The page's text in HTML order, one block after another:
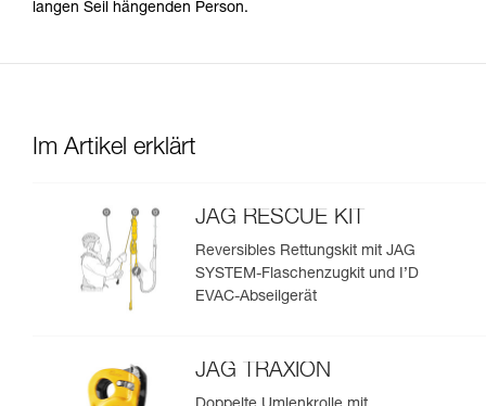
langen Seil hängenden Person.
Im Artikel erklärt
JAG RESCUE KIT
Reversibles Rettungskit mit JAG
SYSTEM-Flaschenzugkit und I’D
EVAC-Abseilgerät
JAG TRAXION